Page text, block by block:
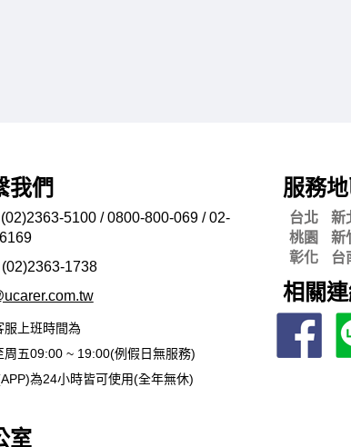
我們
5100 / 0800-800-069 / 02-
(02)2363-1738
服上班時間為
周五09:00 ~ 19:00(例假日無服務)
為24小時皆可使用(全年無休)
服務
台北 新
桃園
新
彰化
台
相關
室